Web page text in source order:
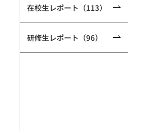
在校生レポート（113）
研修生レポート（96）